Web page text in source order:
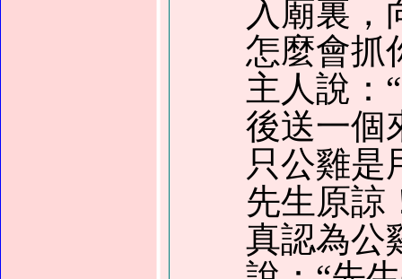
入廟裏，
怎麼會抓
主人說：
後送一個
只公雞是
先生原諒
真認為公